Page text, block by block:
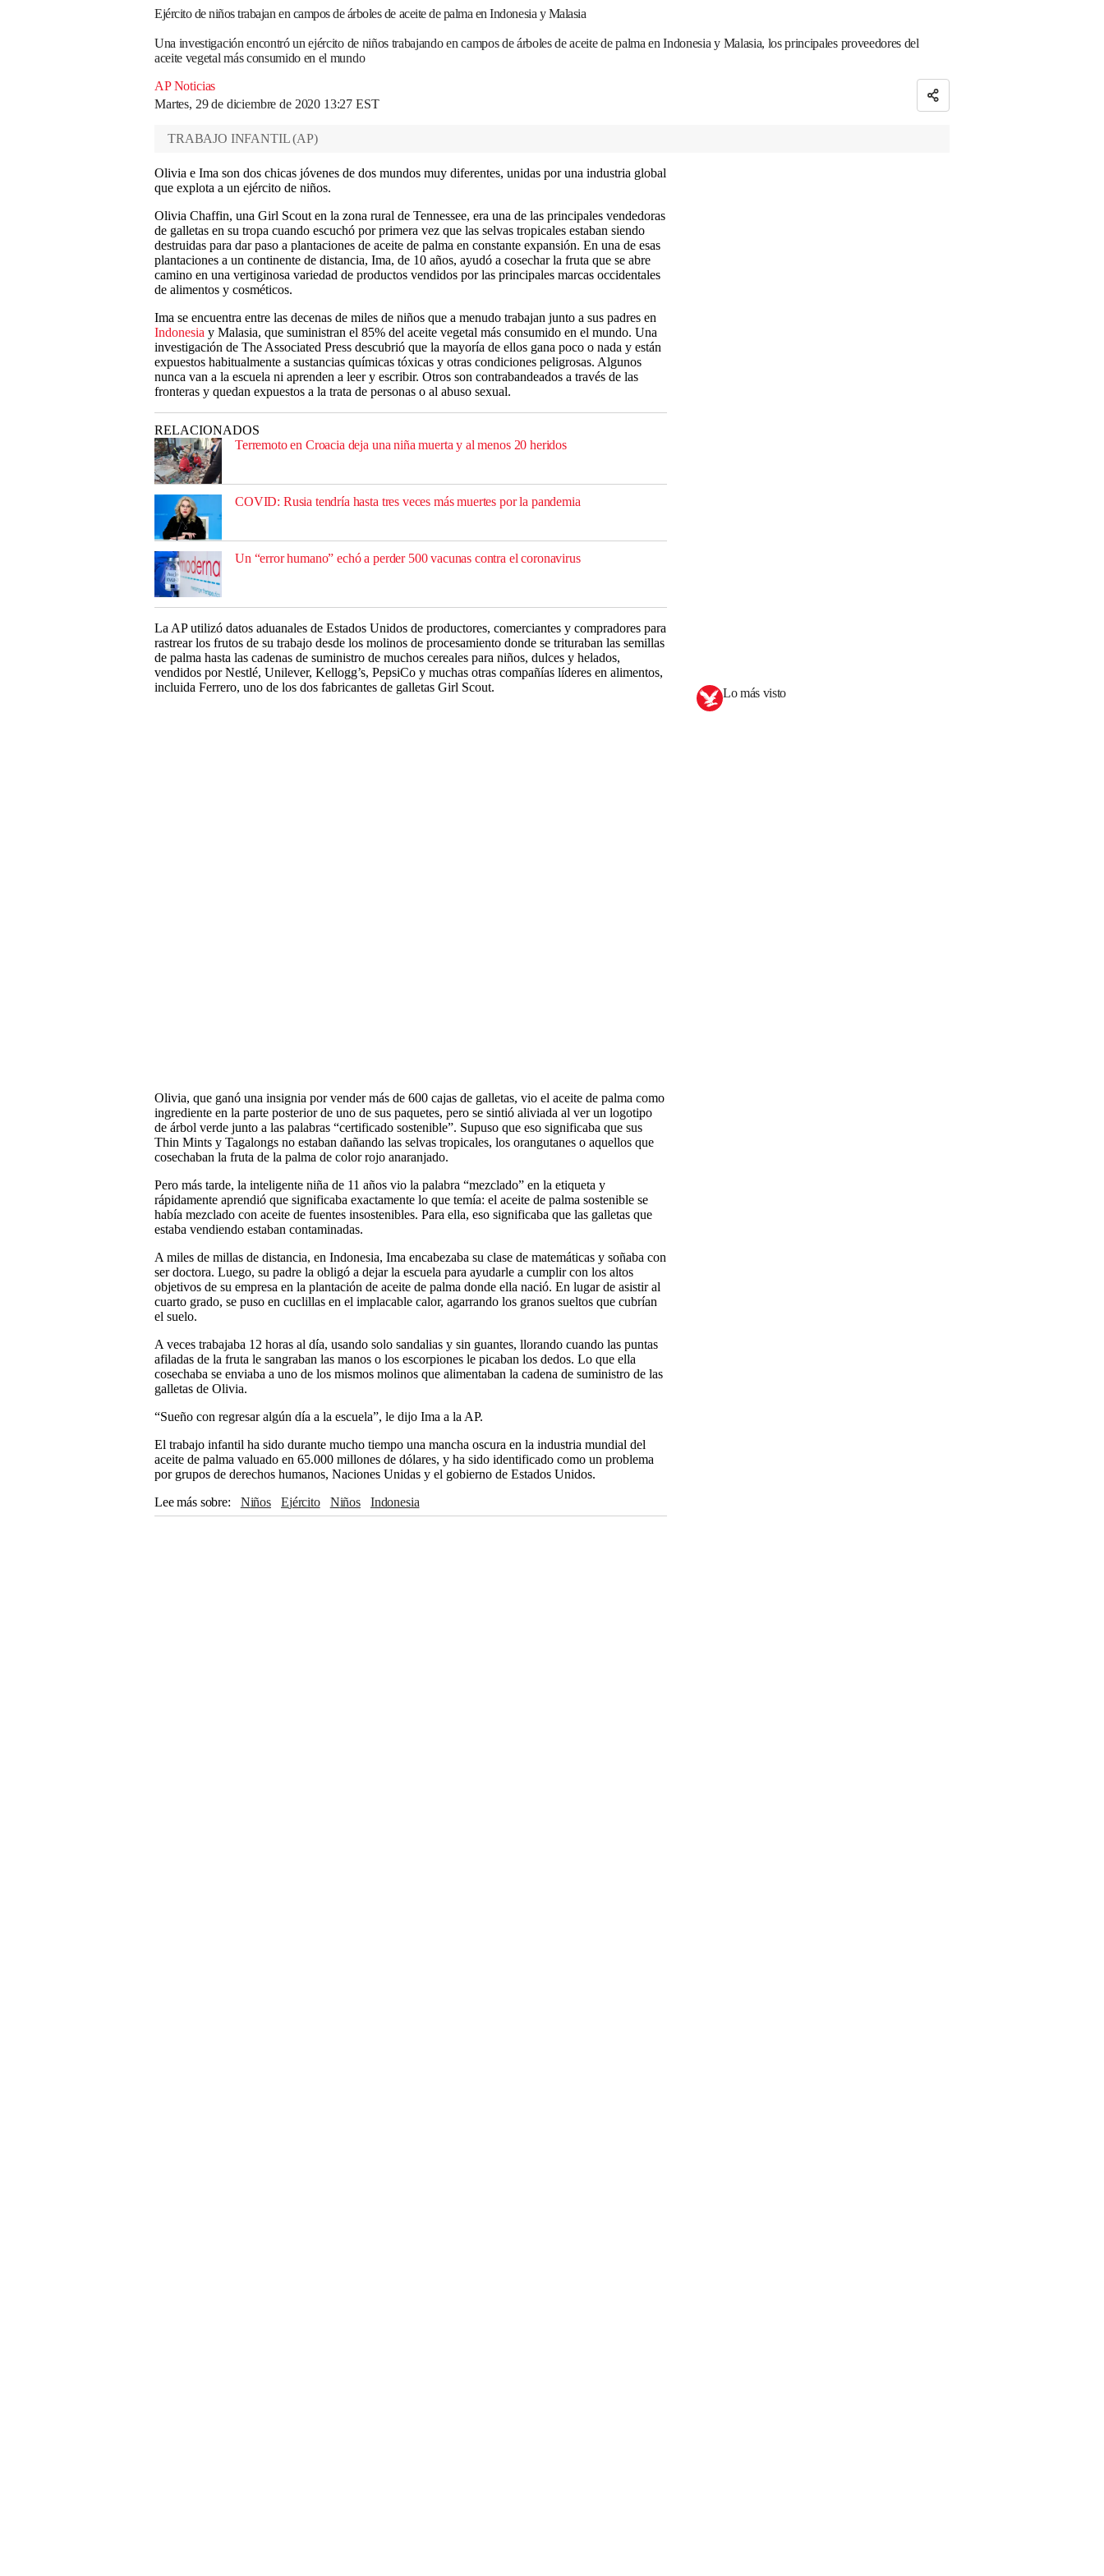
Ejército de niños trabajan en campos de árboles de aceite de palma en Indonesia y Malasia
Una investigación encontró un ejército de niños trabajando en campos de árboles de aceite de palma en Indonesia y Malasia, los principales proveedores del
aceite vegetal más consumido en el mundo
AP Noticias
Martes, 29 de diciembre de 2020 13:27 EST
TRABAJO INFANTIL (AP)
Olivia e Ima son dos chicas jóvenes de dos mundos muy diferentes, unidas por una industria global
que explota a un ejército de niños.
Olivia Chaffin, una Girl Scout en la zona rural de Tennessee, era una de las principales vendedoras
de galletas en su tropa cuando escuchó por primera vez que las selvas tropicales estaban siendo
destruidas para dar paso a plantaciones de aceite de palma en constante expansión. En una de esas
plantaciones a un continente de distancia, Ima, de 10 años, ayudó a cosechar la fruta que se abre
camino en una vertiginosa variedad de productos vendidos por las principales marcas occidentales
de alimentos y cosméticos.
Ima se encuentra entre las decenas de miles de niños que a menudo trabajan junto a sus padres en
Indonesia y Malasia, que suministran el 85% del aceite vegetal más consumido en el mundo. Una
investigación de The Associated Press descubrió que la mayoría de ellos gana poco o nada y están
expuestos habitualmente a sustancias químicas tóxicas y otras condiciones peligrosas. Algunos
nunca van a la escuela ni aprenden a leer y escribir. Otros son contrabandeados a través de las
fronteras y quedan expuestos a la trata de personas o al abuso sexual.
RELACIONADOS
Terremoto en Croacia deja una niña muerta y al menos 20 heridos
COVID: Rusia tendría hasta tres veces más muertes por la pandemia
Un “error humano” echó a perder 500 vacunas contra el coronavirus
La AP utilizó datos aduanales de Estados Unidos de productores, comerciantes y compradores para
rastrear los frutos de su trabajo desde los molinos de procesamiento donde se trituraban las semillas
de palma hasta las cadenas de suministro de muchos cereales para niños, dulces y helados,
vendidos por Nestlé, Unilever, Kellogg’s, PepsiCo y muchas otras compañías líderes en alimentos,
incluida Ferrero, uno de los dos fabricantes de galletas Girl Scout.
Olivia, que ganó una insignia por vender más de 600 cajas de galletas, vio el aceite de palma como
ingrediente en la parte posterior de uno de sus paquetes, pero se sintió aliviada al ver un logotipo
de árbol verde junto a las palabras “certificado sostenible”. Supuso que eso significaba que sus
Thin Mints y Tagalongs no estaban dañando las selvas tropicales, los orangutanes o aquellos que
cosechaban la fruta de la palma de color rojo anaranjado.
Pero más tarde, la inteligente niña de 11 años vio la palabra “mezclado” en la etiqueta y
rápidamente aprendió que significaba exactamente lo que temía: el aceite de palma sostenible se
había mezclado con aceite de fuentes insostenibles. Para ella, eso significaba que las galletas que
estaba vendiendo estaban contaminadas.
A miles de millas de distancia, en Indonesia, Ima encabezaba su clase de matemáticas y soñaba con
ser doctora. Luego, su padre la obligó a dejar la escuela para ayudarle a cumplir con los altos
objetivos de su empresa en la plantación de aceite de palma donde ella nació. En lugar de asistir al
cuarto grado, se puso en cuclillas en el implacable calor, agarrando los granos sueltos que cubrían
el suelo.
A veces trabajaba 12 horas al día, usando solo sandalias y sin guantes, llorando cuando las puntas
afiladas de la fruta le sangraban las manos o los escorpiones le picaban los dedos. Lo que ella
cosechaba se enviaba a uno de los mismos molinos que alimentaban la cadena de suministro de las
galletas de Olivia.
“Sueño con regresar algún día a la escuela”, le dijo Ima a la AP.
El trabajo infantil ha sido durante mucho tiempo una mancha oscura en la industria mundial del
aceite de palma valuado en 65.000 millones de dólares, y ha sido identificado como un problema
por grupos de derechos humanos, Naciones Unidas y el gobierno de Estados Unidos.
Lee más sobre
Niños Ejército Niños Indonesia
Lo más visto